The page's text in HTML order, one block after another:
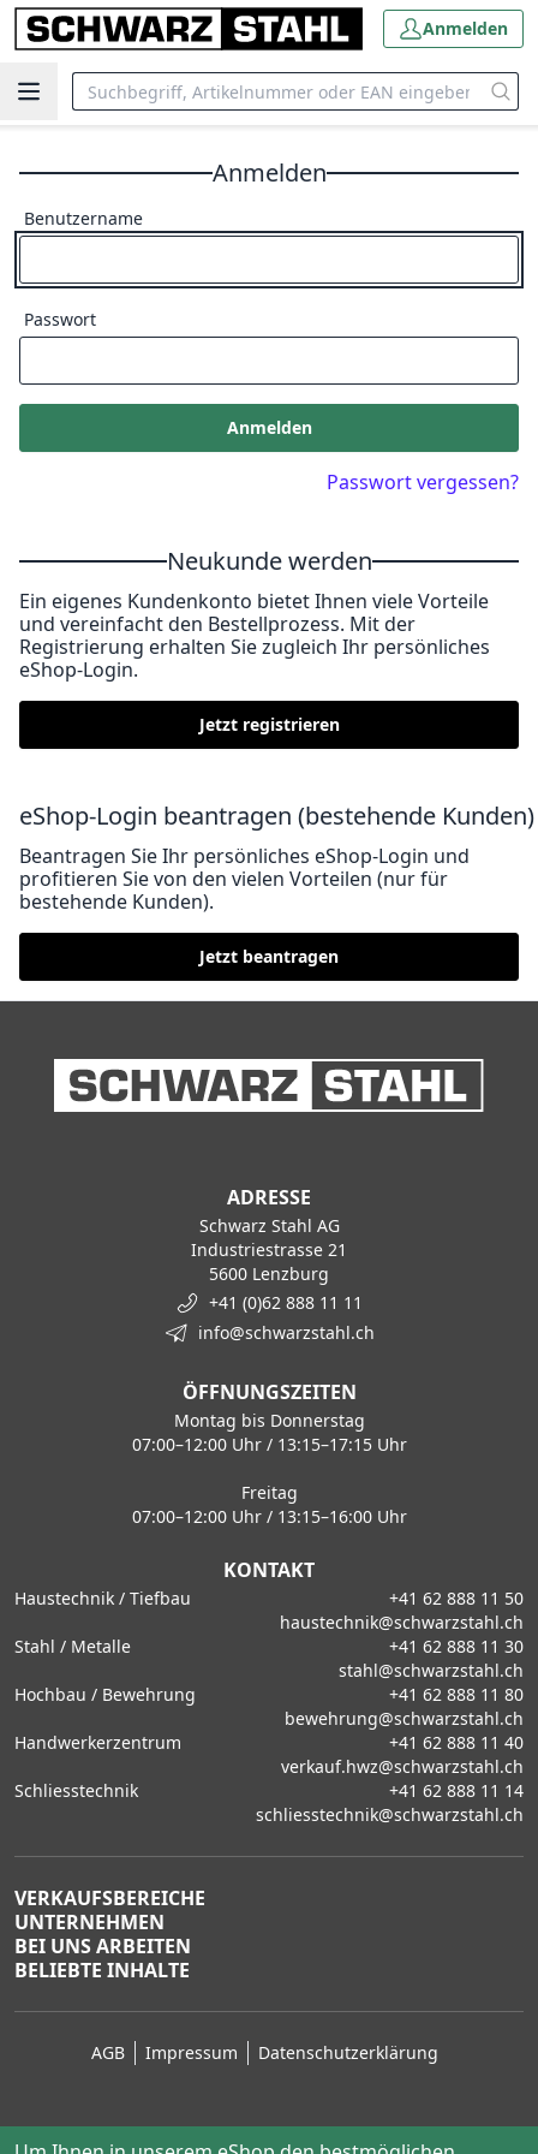
Anmelden
Anmelden
Benutzername
Passwort
Anmelden
Passwort vergessen?
Neukunde werden
Ein eigenes Kundenkonto bietet Ihnen viele Vorteile
und vereinfacht den Bestellprozess. Mit der
Registrierung erhalten Sie zugleich Ihr persönliches
eShop-Login.
Jetzt registrieren
eShop-Login beantragen (bestehende Kunden)
Beantragen Sie Ihr persönliches eShop-Login und
profitieren Sie von den vielen Vorteilen (nur für
bestehende Kunden).
Jetzt beantragen
ADRESSE
Schwarz Stahl AG
Industriestrasse 21
5600 Lenzburg
+41 (0)62 888 11 11
info@schwarzstahl.ch
ÖFFNUNGSZEITEN
Montag bis Donnerstag
07:00–12:00 Uhr / 13:15–17:15 Uhr
Freitag
07:00–12:00 Uhr / 13:15–16:00 Uhr
KONTAKT
Haustechnik / Tiefbau
+41 62 888 11 50
haustechnik@schwarzstahl.ch
Stahl / Metalle
+41 62 888 11 30
stahl@schwarzstahl.ch
Hochbau / Bewehrung
+41 62 888 11 80
bewehrung@schwarzstahl.ch
Handwerkerzentrum
+41 62 888 11 40
verkauf.hwz@schwarzstahl.ch
Schliesstechnik
+41 62 888 11 14
schliesstechnik@schwarzstahl.ch
VERKAUFSBEREICHE
UNTERNEHMEN
BEI UNS ARBEITEN
BELIEBTE INHALTE
AGB Impressum Datenschutzerklärung